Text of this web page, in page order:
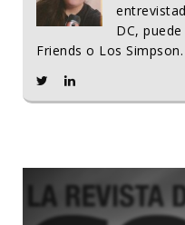
DC,
Friends o Los Simpson.